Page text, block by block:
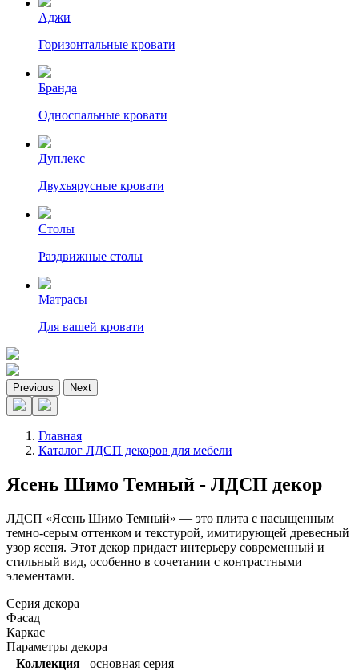
Аджи
Горизонтальные кровати
Бранда
Односпальные кровати
Дуплекс
Двухъярусные кровати
Столы
Раздвижные столы
Матрасы
Для вашей кровати
Previous Next
Главная
Каталог ЛДСП декоров для мебели
Ясень Шимо Темный - ЛДСП декор
ЛДСП «Ясень Шимо Темный» — это плита с насыщенным
темно-серым оттенком и текстурой, имитирующей древесный
узор ясеня. Этот декор придает интерьеру современный и
стильный вид, особенно в сочетании с контрастными
элементами.
Серия декора
Фасад
Каркас
Параметры декора
Коллекция
основная серия